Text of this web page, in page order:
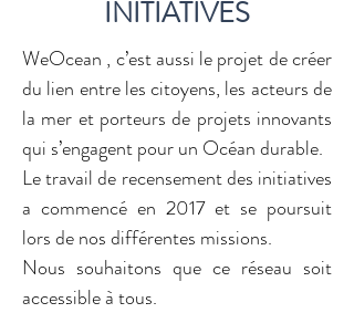
INITIATIVES
WeOcean , c’est aussi le projet de créer
du lien entre les citoyens, les acteurs de
la mer et porteurs de projets innovants
qui s’engagent pour un Océan durable.
Le travail de recensement des initiatives
a commencé en 2017 et se poursuit
lors de nos différentes missions.
Nous souhaitons que ce réseau soit
accessible à tous.